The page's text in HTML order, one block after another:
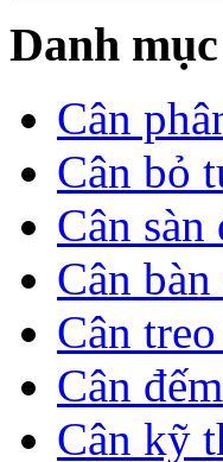
Danh
Cân
Cân bỏ
Cân
Cân
Cân
Cân
Cân kỹ